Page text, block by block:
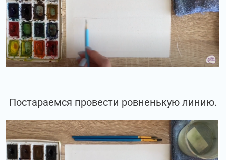
Постараемся провести ровненькую линию.